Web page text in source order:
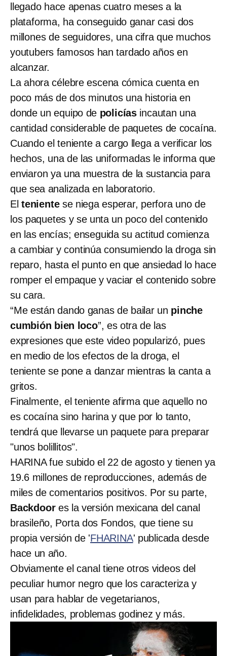
llegado hace apenas cuatro meses a la
plataforma, ha conseguido ganar casi dos
millones de seguidores, una cifra que muchos
youtubers famosos han tardado años en
alcanzar.
La ahora célebre escena cómica cuenta en
poco más de dos minutos una historia en
donde un equipo de policías incautan una
cantidad considerable de paquetes de cocaína.
Cuando el teniente a cargo llega a verificar los
hechos, una de las uniformadas le informa que
enviaron ya una muestra de la sustancia para
que sea analizada en laboratorio.
El tenientese niega esperar, perfora uno de
los paquetes y se unta un poco del contenido
en las encías; enseguida su actitud comienza
a cambiar y continúa consumiendo la droga sin
reparo, hasta el punto en que ansiedad lo hace
romper el empaque y vaciar el contenido sobre
su cara.
“Me están dando ganas de bailar un pinche
cumbión bien loco”, es otra de las
expresiones que este video popularizó, pues
en medio de los efectos de la droga, el
teniente se pone a danzar mientras la canta a
gritos.
Finalmente, el teniente afirma que aquello no
es cocaína sino harina y que por lo tanto,
tendrá que llevarse un paquete para preparar
"unos bolillitos".
HARINA fue subido el 22 de agosto y tienen ya
19.6 millones de reproducciones, además de
miles de comentarios positivos. Por su parte,
Backdoores la versión mexicana del canal
brasileño, Porta dos Fondos, que tiene su
propia versión de 'FHARINA' publicada desde
hace un año.
Obviamente el canal tiene otros videos del
peculiar humor negro que los caracteriza y
usan para hablar de vegetarianos,
infidelidades, problemas godinez y más.